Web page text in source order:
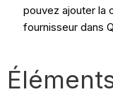
pouvez ajouter la
fournisseur dans